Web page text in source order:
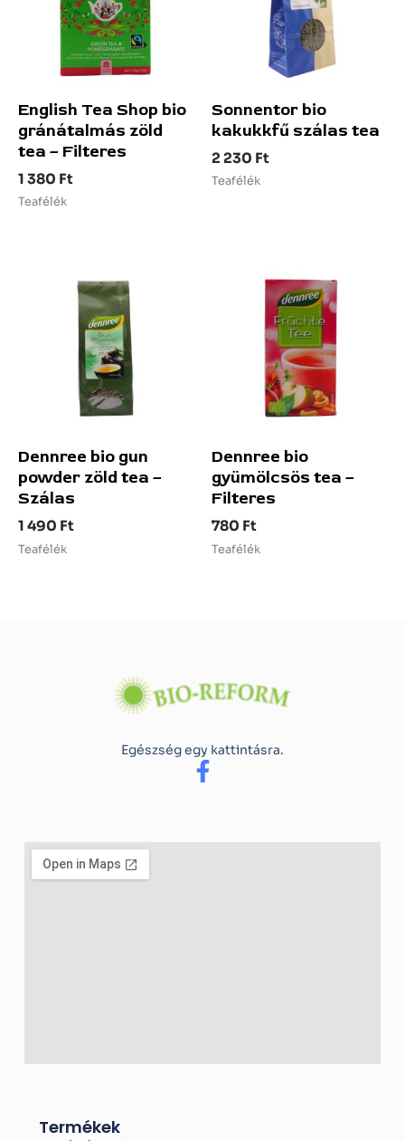
English Tea Shop bio
gránátalmás zöld
tea – Filteres
1 380 Ft
Teafélék
Sonnentor bio
kakukkfű szálas tea
2 230 Ft
Teafélék
Dennree bio gun
powder zöld tea –
Szálas
1 490 Ft
Teafélék
Dennree bio
gyümölcsös tea –
Filteres
780 Ft
Teafélék
Egészség egy kattintásra.
F
e
Termékek